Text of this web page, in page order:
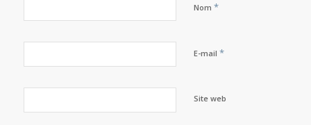
Nom *
E-mail *
Site web